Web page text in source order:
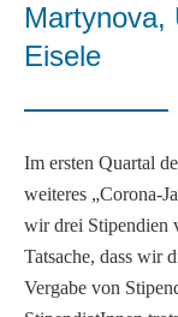
Martynova,
Eisele
Im ersten Quartal
weiteres „Corona-
wir drei Stipendien
Tatsache, dass wir
Vergabe von